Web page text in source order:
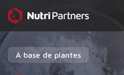
À base de plantes